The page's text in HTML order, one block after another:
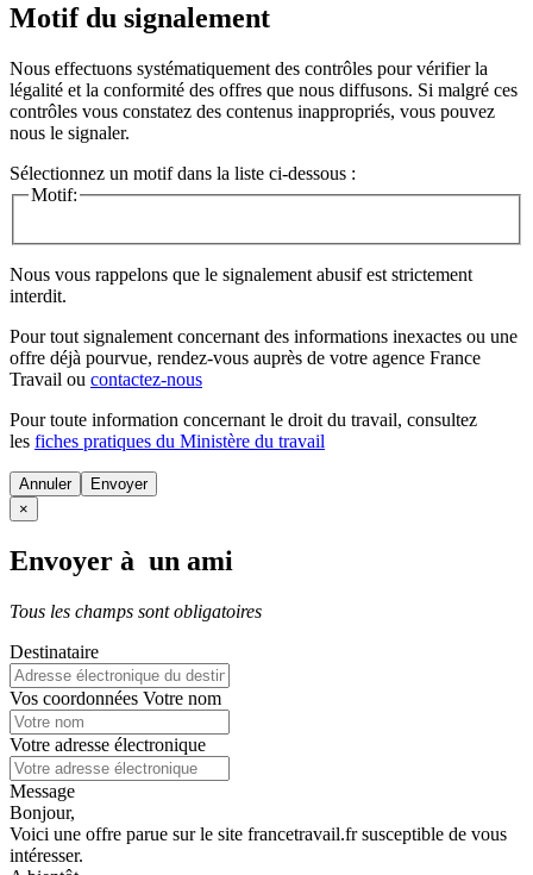
Motif du signalement
Nous effectuons systématiquement des contrôles pour vérifier la
légalité et la conformité des offres que nous diffusons. Si malgré ces
contrôles vous constatez des contenus inappropriés, vous pouvez
nous le signaler.
Sélectionnez un motif dans la liste ci-dessous :
Motif:
Nous vous rappelons que le signalement abusif est strictement
interdit.
Pour tout signalement concernant des informations inexactes ou une
offre déjà pourvue, rendez-vous auprès de votre agence France
Travail ou contactez-nous
Pour toute information concernant le droit du travail, consultez
les fiches pratiques du Ministère du travail
Annuler
×
Envoyer à un ami
Tous les champs sont obligatoires
Destinataire
Vos coordonnées Votre nom
Votre adresse électronique
Message
Bonjour,
Voici une offre parue sur le site francetravail.fr susceptible de vous
intéresser.